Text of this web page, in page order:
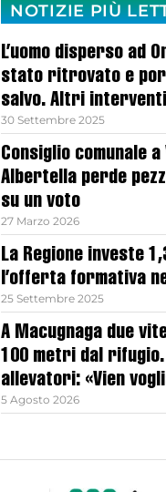
NOTIZIE PIÙ
L’uomo disperso ad
stato ritrovato e
salvo. Altri interventi
30 Settembre 2025
Consiglio comunale
Albertella perde
su un voto
27 Marzo 2026
La Regione investe
l’offerta formativa
25 Settembre 2025
A Macugnaga due
100 metri dal rifugio.
allevatori: «Vien
5 Agosto 2026